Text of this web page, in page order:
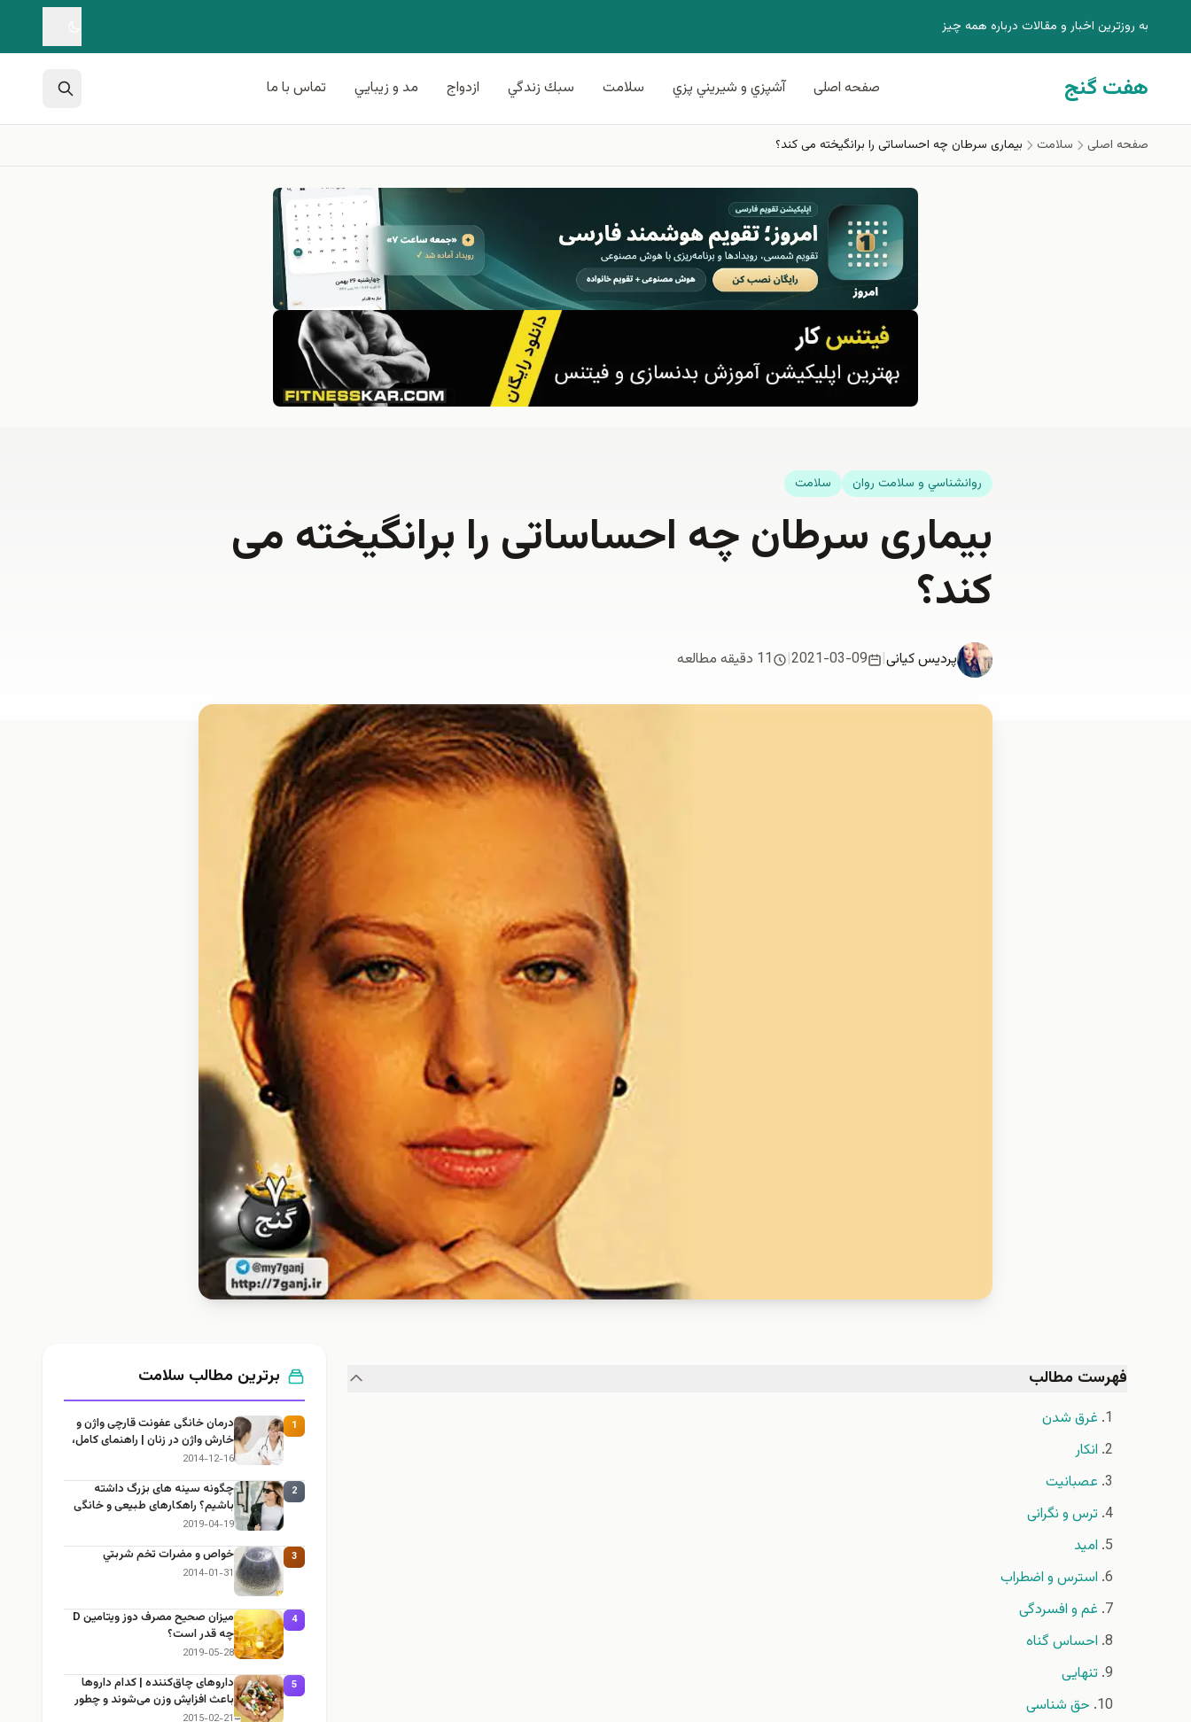
به روزترين اخبار و مقالات درباره همه چيز
هفت گنج صفحه اصلی آشپزي و شيريني پزي سلامت سبك زندگي ازدواج مد و زيبايي تماس با ما
صفحه اصلی سلامت بیماری سرطان چه احساساتی را برانگیخته می کند؟
روانشناسي و سلامت روان سلامت
بیماری سرطان چه احساساتی را برانگیخته می
کند؟
پردیس کیانی|
2021-03-09
| 11 دقیقه مطالعه
فهرست مطالب
غرق شدن
انکار
عصبانیت
ترس و نگرانی
امید
استرس و اضطراب
غم و افسردگی
احساس گناه
تنهایی
حق شناسی
برترین مطالب سلامت
1
درمان خانگی عفونت قارچی واژن و
خارش واژن در زنان | راهنمای کامل،
ایمن و کاربردی
2014-12-16
2
چگونه سینه های بزرگ داشته
باشیم؟ راهکارهای طبیعی و خانگی
برای بزرگ کردن سینه
2019-04-19
3 خواص و مضرات تخم شربتي
2014-01-31
4
میزان صحیح مصرف دوز ویتامین D
چه قدر است؟
2019-05-28
5
داروهای چاق‌کننده | کدام داروها
باعث افزایش وزن می‌شوند و چطور
جلوش را بگیریم؟
2015-02-21